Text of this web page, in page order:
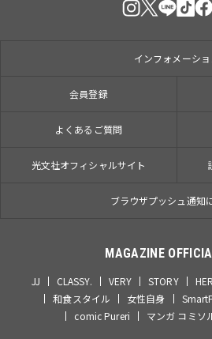
インフォメーショ
会員登録
よくあるご質問
光文社オフィシャルサイト
ブラウザプッシュ通知
MAGAZINE
JJ CLASSY. VERY STORY
和食スタイル
女性自身
comic Pureri
マンガ コミソ